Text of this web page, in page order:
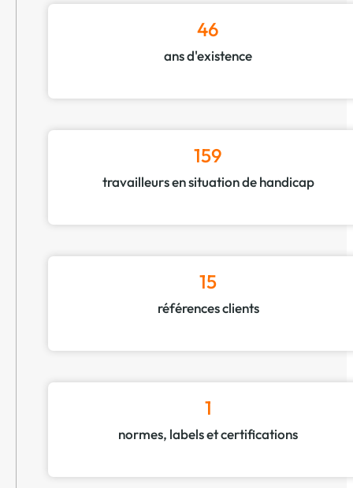
46
ans d'existence
159
travailleurs en situation de handicap
15
références clients
1
normes, labels et certifications